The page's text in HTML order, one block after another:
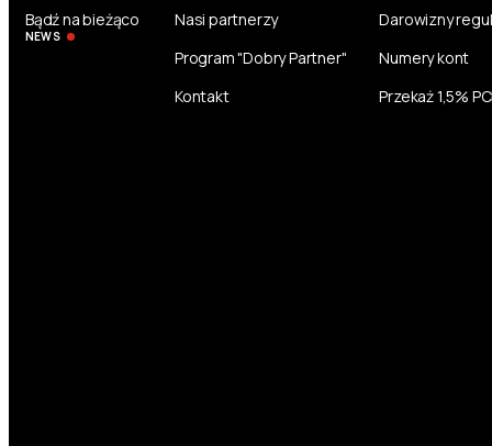
Bądź na bieżąco
NEWS
Nasi partnerzy
Program "Dobry Partner"
Kontakt
Darowizny
Numery kont
Przekaż 1,5%